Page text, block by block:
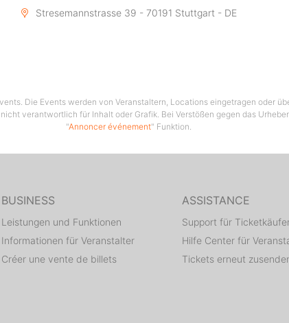
Stresemannstrasse 39 - 70191 Stuttgart - DE
Die Events werden von Veranstaltern, Locations eingetragen oder
verantwortlich für Inhalt oder Grafik. Bei Verstößen gegen das
"Annoncer événement" Funktion.
BUSINESS
Leistungen und Funktionen
Informationen für Veranstalter
Créer une vente de billets
ASSISTANCE
Support für
Hilfe Center für
Tickets erneut